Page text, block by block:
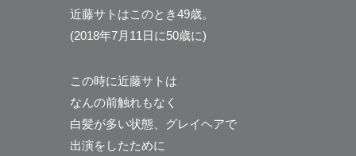
近藤サトはこのとき49歳。
(2018年7月11日に50歳に)
この時に近藤サトは
なんの前触れもなく
白髪が多い状態、グレイヘアで
出演をしたために